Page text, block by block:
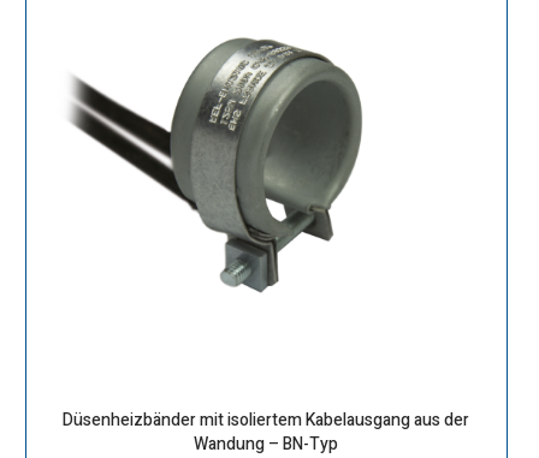
Düsenheizbänder mit isoliertem Kabelausgang aus der
Wandung – BN-Typ